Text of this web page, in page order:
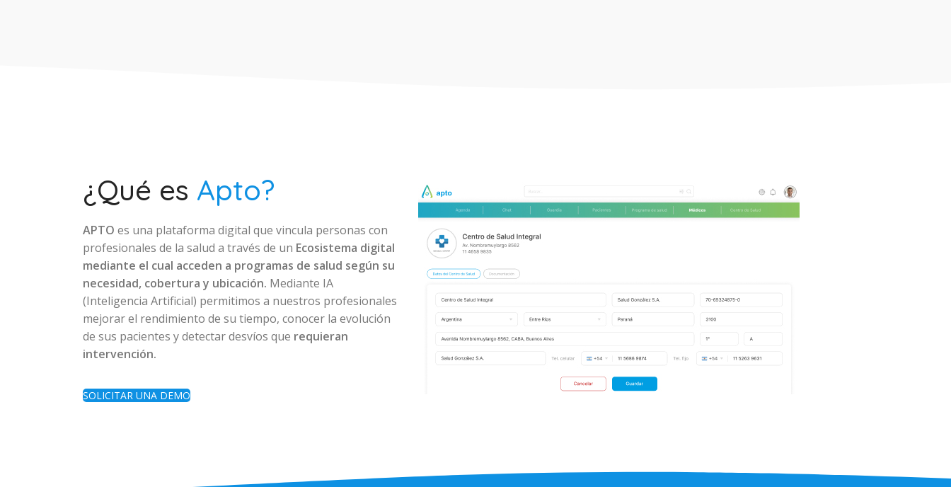
¿Qué es Apto?
APTO es una plataforma digital que vincula personas con
profesionales de la salud a través de un Ecosistema digital
mediante el cual acceden a programas de salud según su
necesidad, cobertura y ubicación. Mediante IA
(Inteligencia Artificial) permitimos a nuestros profesionales
mejorar el rendimiento de su tiempo, conocer la evolución
de sus pacientes y detectar desvíos que requieran
intervención.
SOLICITAR UNA DEMO